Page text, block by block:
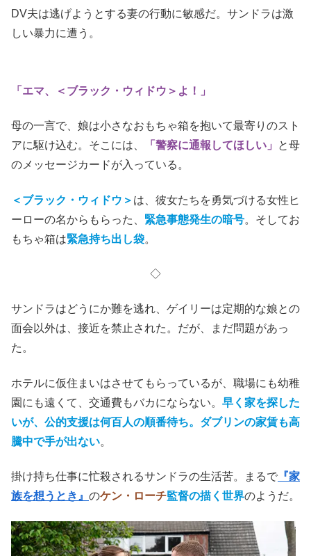
DV夫は逃げようとする妻の行動に敏感だ。サンドラは激
しい暴力に遭う。
「エマ、＜ブラック・ウィドウ＞よ！」
母の一言で、娘は小さなおもちゃ箱を抱いて最寄りのスト
アに駆け込む。そこには、
「警察に通報してほしい」
と母
のメッセージカードが入っている。
＜ブラック・ウィドウ＞ は、彼女たちを勇気づける女性ヒ
ーローの名からもらった、 緊急事態発生の暗号。そしてお
もちゃ箱は緊急持ち出し袋。
◇
サンドラはどうにか難を逃れ、ゲイリーは定期的な娘との
面会以外は、接近を禁止された。だが、まだ問題があっ
た。
ホテルに仮住まいはさせてもらっているが、職場にも幼稚
園にも遠くて、交通費もバカにならない。 早く家を探した
いが、公的支援は何百人の順番待ち。ダブリンの家賃も高
騰中で手が出ない。
掛け持ち仕事に忙殺されるサンドラの生活苦。まるで 『家
族を想うとき』 のケン・ローチ監督の描く世界のようだ。